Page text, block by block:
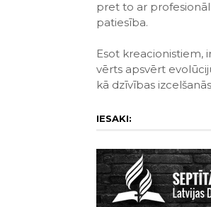
pret to ar
patiesība.
Esot kreacionistiem,
vērts apsvērt
kā dzīvības
IESAKI: